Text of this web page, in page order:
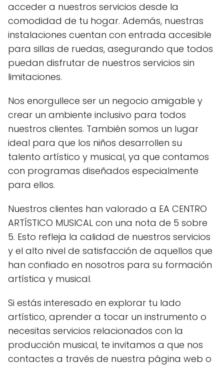
acceder a nuestros servicios desde la
comodidad de tu hogar. Además, nuestras
instalaciones cuentan con entrada accesible
para sillas de ruedas, asegurando que todos
puedan disfrutar de nuestros servicios sin
limitaciones.
Nos enorgullece ser un negocio amigable y
crear un ambiente inclusivo para todos
nuestros clientes. También somos un lugar
ideal para que los niños desarrollen su
talento artístico y musical, ya que contamos
con programas diseñados especialmente
para ellos.
Nuestros clientes han valorado a EA CENTRO
ARTÍSTICO MUSICAL con una nota de 5 sobre
5. Esto refleja la calidad de nuestros servicios
y el alto nivel de satisfacción de aquellos que
han confiado en nosotros para su formación
artística y musical.
Si estás interesado en explorar tu lado
artístico, aprender a tocar un instrumento o
necesitas servicios relacionados con la
producción musical, te invitamos a que nos
contactes a través de nuestra página web o